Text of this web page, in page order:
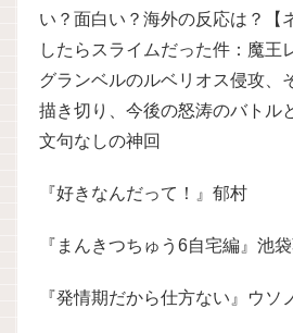
い？面白い？海外の反応は？【
したらスライムだった件：魔王
グランベルのルベリオス侵攻、
描き切り、今後の怒涛のバトル
文句なしの神回
『好きなんだって！』郁村
『まんきつちゅう6自宅編』池
『発情期だから仕方ない』ウソ